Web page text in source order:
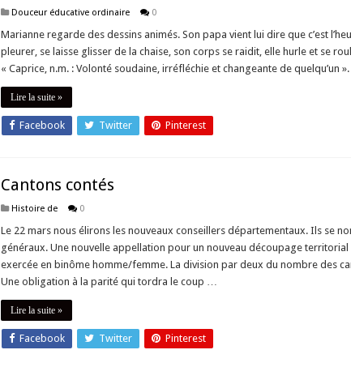
Douceur éducative ordinaire 0
Marianne regarde des dessins animés. Son papa vient lui dire que c’est
pleurer, se laisse glisser de la chaise, son corps se raidit, elle hurle et se
« Caprice, n.m. : Volonté soudaine, irréfléchie et changeante de quelqu’un
Lire la suite »
Facebook Twitter Pinterest
Cantons contés
Histoire de 0
Le 22 mars nous élirons les nouveaux conseillers départementaux. Ils se
généraux. Une nouvelle appellation pour un nouveau découpage
exercée en binôme homme/femme. La division par deux du nombre des
Une obligation à la parité qui tordra le coup …
Lire la suite »
Facebook Twitter Pinterest